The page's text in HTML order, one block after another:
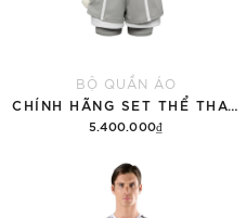
BỘ QUẦN ÁO
5.400.000₫
Thêm vào giỏ hàng